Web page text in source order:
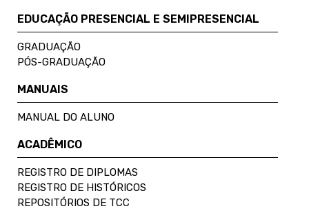
EDUCAÇÃO PRESENCIAL E SEMIPRESENCIAL
GRADUAÇÃO
PÓS-GRADUAÇÃO
MANUAIS
MANUAL DO ALUNO
ACADÊMICO
REGISTRO DE DIPLOMAS
REGISTRO DE HISTÓRICOS
REPOSITÓRIOS DE TCC